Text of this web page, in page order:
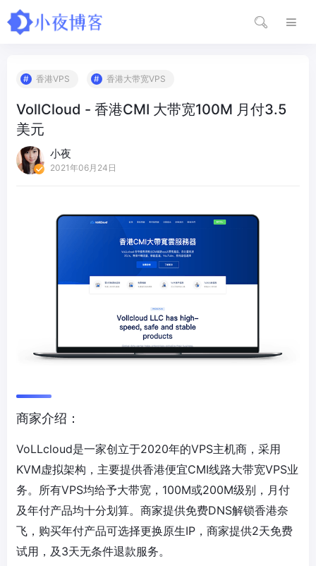
香港VPS 香港大带宽VPS
VollCloud - 香港CMI 大带宽100M 月付3.5
美元
小夜
2021年06月24日
商家介绍：
VoLLcloud是一家创立于2020年的VPS主机商，采用
KVM虚拟架构，主要提供香港便宜CMI线路大带宽VPS业
务。所有VPS均给予大带宽，100M或200M级别，月付
及年付产品均十分划算。商家提供免费DNS解锁香港奈
飞，购买年付产品可选择更换原生IP，商家提供2天免费
试用，及3天无条件退款服务。